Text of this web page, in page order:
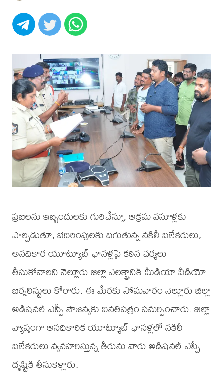
ప్రజలను ఇబ్బందులకు గురిచేస్తూ, అక్రమ వసూళ్లకు
పాల్పడుతూ, బెదిరింపులకు దిగుతున్న నకిలీ విలేకరులు,
అనధికార యూట్యూబ్ ఛానళ్లపై కఠిన చర్యలు
తీసుకోవాలని నెల్లూరు జిల్లా ఎలక్ట్రానిక్ మీడియా వీడియో
జర్నలిస్టులు కోరారు. ఈ మేరకు సోమవారం నెల్లూరు జిల్లా
అడిషనల్ ఎస్పీ సౌజన్యకు వినతిపత్రం సమర్పించారు. జిల్లా
వ్యాప్తంగా అనధికారిక యూట్యూబ్ ఛానళ్లలో నకిలీ
విలేకరులు వ్యవహరిస్తున్న తీరును వారు అడిషనల్ ఎస్పీ
దృష్టికి తీసుకెళ్లారు.